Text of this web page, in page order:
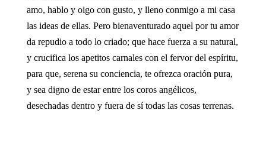
amo, hablo y oigo con gusto, y lleno conmigo a mi casa
las ideas de ellas. Pero bienaventurado aquel por tu amor
da repudio a todo lo criado; que hace fuerza a su natural,
y crucifica los apetitos carnales con el fervor del espíritu,
para que, serena su conciencia, te ofrezca oración pura,
y sea digno de estar entre los coros angélicos,
desechadas dentro y fuera de sí todas las cosas terrenas.